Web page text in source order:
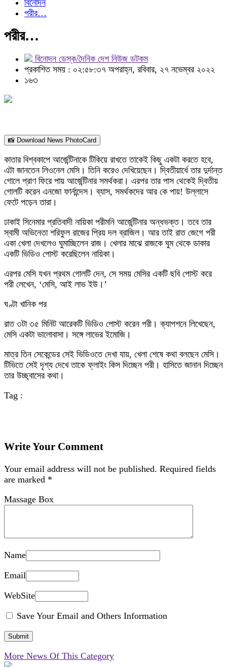
বিনোদন
পরীর…
পরীর…
বিনোদন ডেস্ক/দৈনিক দেশ নিউজ ডটকম
প্রকাশিত সময় : ০২:৫৮:৩৭ অপরাহ্ন, রবিবার, ২৭ নভেম্বর ২০২২
১৬৩
📸 Download News PhotoCard
কাতার বিশ্বকাপে আর্জেন্টিনাকে টিকিয়ে রাখতে তাকেই কিছু একটা করতে হবে,
এটা জানতেন লিওনেল মেসি। তিনি করেও দেখিয়েছেন। দ্বিতীয়ার্ধে তার দুর্দান্ত
গোলে প্রাণ ফিরে পায় আর্জেন্টিনার সমর্থকরা। এরপর তার পাস থেকেই দ্বিতীয়
গোলটি করেন এনজো ফার্নান্দেস। ব্যাস, সমর্থকদের আর কে পায়! উল্লাসে
ফেটে পড়েন তারা।
ঢাকাই সিনেমার প্রতিবাদী নায়িকা পরীমনি আর্জেন্টিনার অন্ধভক্ত। তবে তার
স্বামী অভিনেতা শরিফুল রাজের প্রিয় দল ব্রাজিল। আর তাই রাত জেগে পরী
একা খেলা দেখলেও ঘুমাচ্ছিলেন রাজ। খেলার মাঝে রাজকে ঘুম থেকে ডাকার
একটি ভিডিও পোস্ট করেছিলেন নায়িকা।
এরপর মেসি যখন প্রথম গোলটি দেন, সে সময় মেসির একটি ছবি পোস্ট করে
পরী লেখেন, ‘মেসি, আই লাভ ইউ।’
ঘণ্টা খানিক পর
রাত ৩টা ৩৫ মিনিট আরেকটি ভিডিও পোস্ট করেন পরী। ক্যাপশনে লিখেছেন,
মেসি একটা ভালোবাসা। সঙ্গে লাভের ইমোজি।
মাত্র তিন সেকেন্ডের সেই ভিডিওতে দেখা যায়, খেলা শেষে কথা বলছেন মেসি।
টিভিতে সেই দৃশ্য দেখে তাকে ফ্লাইং কিস দিচ্ছেন পরী। হাসিতে জানান দিচ্ছেন
তার উচ্ছ্বাসের কথা।
Tag :
Write Your Comment
Your email address will not be published. Required fields
are marked *
Massage Box
Name
Email
WebSite
Save Your Email and Others Information
More News Of This Category